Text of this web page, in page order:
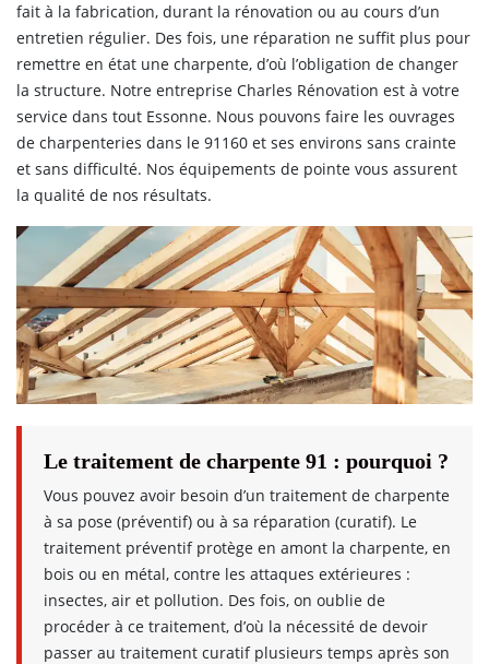
fait à la fabrication, durant la rénovation ou au cours d’un
entretien régulier. Des fois, une réparation ne suffit plus pour
remettre en état une charpente, d’où l’obligation de changer
la structure. Notre entreprise Charles Rénovation est à votre
service dans tout Essonne. Nous pouvons faire les ouvrages
de charpenteries dans le 91160 et ses environs sans crainte
et sans difficulté. Nos équipements de pointe vous assurent
la qualité de nos résultats.
Le traitement de charpente 91 : pourquoi ?
Vous pouvez avoir besoin d’un traitement de charpente
à sa pose (préventif) ou à sa réparation (curatif). Le
traitement préventif protège en amont la charpente, en
bois ou en métal, contre les attaques extérieures :
insectes, air et pollution. Des fois, on oublie de
procéder à ce traitement, d’où la nécessité de devoir
passer au traitement curatif plusieurs temps après son